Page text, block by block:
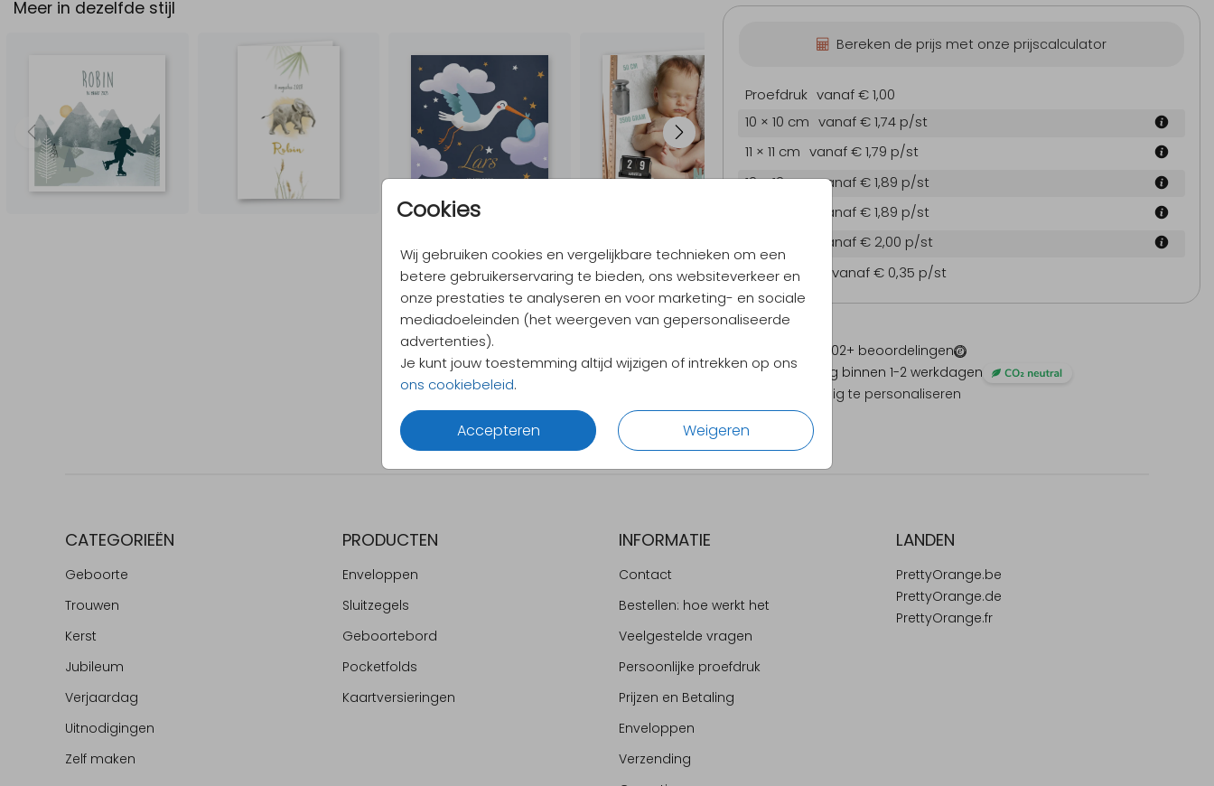
Cookies
Wij gebruiken cookies en vergelijkbare technieken om een
betere gebruikerservaring te bieden, ons websiteverkeer en
onze prestaties te analyseren en voor marketing- en sociale
mediadoeleinden (het weergeven van gepersonaliseerde
advertenties).
Je kunt jouw toestemming altijd wijzigen of intrekken op ons
ons cookiebeleid.
Accepteren Weigeren
Meer in dezelfde stijl
1202+ beoordelingen
Verzending binnen 1-2 werkdagen
Alles volledig te personaliseren
Bereken de prijs met onze prijscalculator
Proefdruk vanaf € 1,00
10 × 10 cm vanaf € 1,74 p/st
11 × 11 cm vanaf € 1,79 p/st
12 × 12 cm vanaf € 1,89 p/st
vanaf € 1,89 p/st
vanaf € 2,00 p/st
Enveloppen
vanaf € 0,35 p/st
CATEGORIEËN
Geboorte
Trouwen
Kerst
Jubileum
Verjaardag
Uitnodigingen
Zelf maken
PRODUCTEN
Enveloppen
Sluitzegels
Geboortebord
Pocketfolds
Kaartversieringen
INFORMATIE
Contact
Bestellen: hoe werkt het
Veelgestelde vragen
Persoonlijke proefdruk
Prijzen en Betaling
Enveloppen
Verzending
LANDEN
PrettyOrange.be
PrettyOrange.de
PrettyOrange.fr